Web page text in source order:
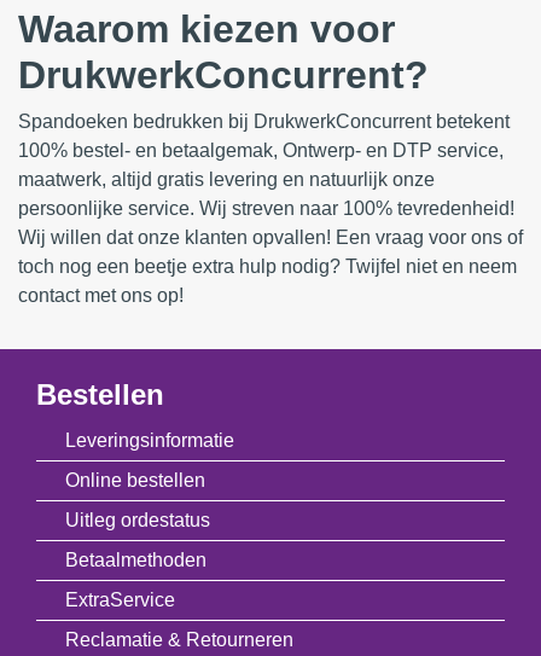
Waarom kiezen voor
DrukwerkConcurrent?
Spandoeken bedrukken bij DrukwerkConcurrent betekent
100% bestel- en betaalgemak, Ontwerp- en DTP service,
maatwerk, altijd gratis levering en natuurlijk onze
persoonlijke service. Wij streven naar 100% tevredenheid!
Wij willen dat onze klanten opvallen! Een vraag voor ons of
toch nog een beetje extra hulp nodig? Twijfel niet en neem
contact met ons op!
Bestellen
Leveringsinformatie
Online bestellen
Uitleg ordestatus
Betaalmethoden
ExtraService
Reclamatie & Retourneren